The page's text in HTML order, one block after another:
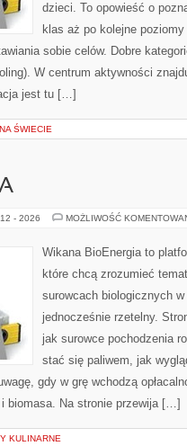
dzieci. To opowieść o
klas aż po kolejne
sobie celów. Dobre
W centrum aktywności
jest tu […]
ŚWIECIE
- 2026 MOŻLIWOŚĆ
Wikana BioEnergia to
które chcą zrozumieć
surowcach biologicznych
jednocześnie rzetelny.
jak surowce pochodzenia
stać się paliwem, jak
gdy w grę wchodzą
biomasa. Na stronie przewija […]
KULINARNE